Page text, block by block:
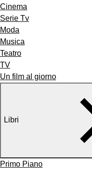
Cinema
Serie Tv
Moda
Musica
Teatro
TV
Un film al giorno
Libri
Primo Piano